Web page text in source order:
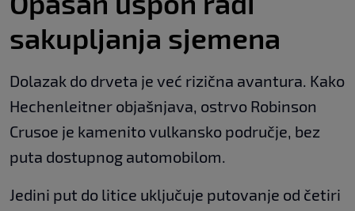
sakupljanja sjemena
Dolazak do drveta je već rizična avantura. Kako
Hechenleitner objašnjava, ostrvo Robinson
Crusoe je kamenito vulkansko područje, bez
puta dostupnog automobilom.
Jedini put do litice uključuje putovanje od četiri